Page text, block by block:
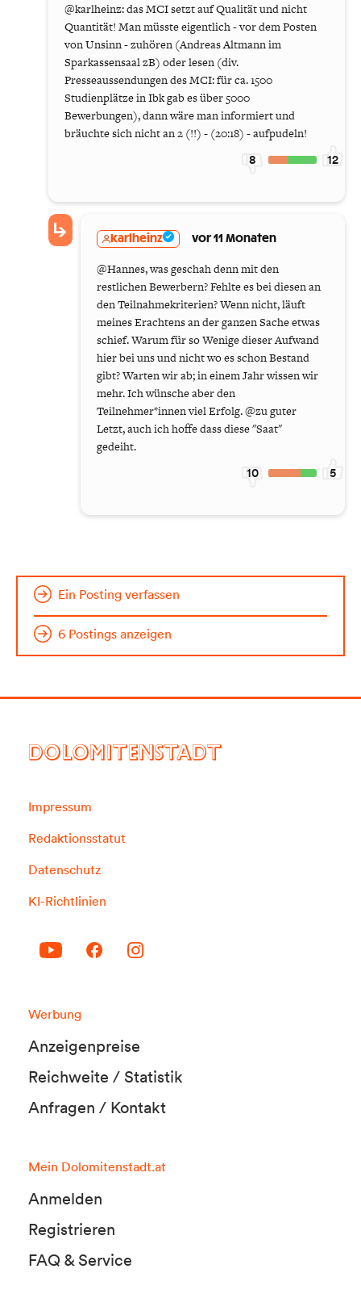
@karlheinz: das MCI setzt auf Qualität und nicht
Quantität! Man müsste eigentlich - vor dem Posten
von Unsinn - zuhören (Andreas Altmann im
Sparkassensaal zB) oder lesen (div.
Presseaussendungen des MCI: für ca. 1500
Studienplätze in Ibk gab es über 5000
Bewerbungen), dann wäre man informiert und
bräuchte sich nicht an 2 (!!) - (20:18) - aufpudeln!
8 12
karlheinz vor 11 Monaten
@Hannes, was geschah denn mit den
restlichen Bewerbern? Fehlte es bei diesen an
den Teilnahmekriterien? Wenn nicht, läuft
meines Erachtens an der ganzen Sache etwas
schief. Warum für so Wenige dieser Aufwand
hier bei uns und nicht wo es schon Bestand
gibt? Warten wir ab; in einem Jahr wissen wir
mehr. Ich wünsche aber den
Teilnehmer*innen viel Erfolg. @zu guter
Letzt, auch ich hoffe dass diese "Saat"
gedeiht.
10 5
Ein Posting verfassen
6 Postings anzeigen
DOLOMITENSTADT
Impressum
Redaktionsstatut
Datenschutz
KI-Richtlinien
Werbung
Anzeigenpreise
Reichweite / Statistik
Anfragen / Kontakt
Mein Dolomitenstadt.at
Anmelden
Registrieren
FAQ & Service